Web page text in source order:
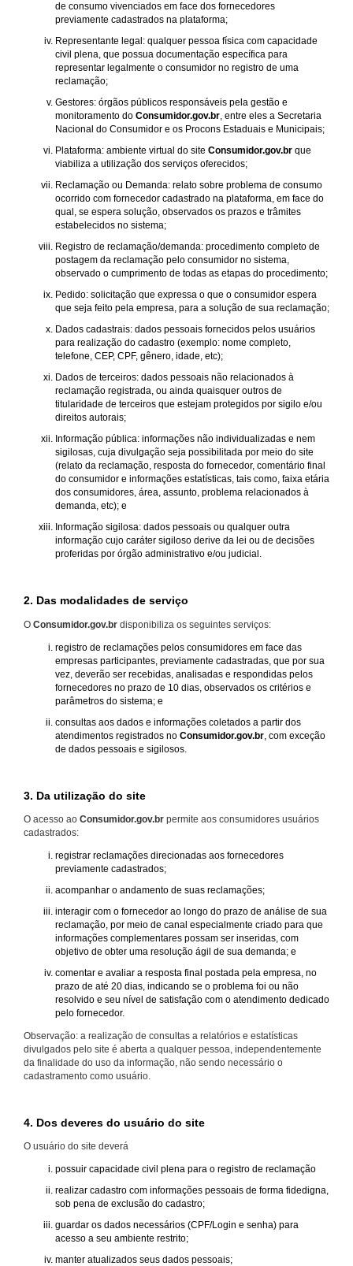
de consumo vivenciados em face dos fornecedores
previamente cadastrados na plataforma;
Representante legal: qualquer pessoa física com capacidade
civil plena, que possua documentação específica para
representar legalmente o consumidor no registro de uma
reclamação;
Gestores: órgãos públicos responsáveis pela gestão e
monitoramento do Consumidor.gov.br, entre eles a Secretaria
Nacional do Consumidor e os Procons Estaduais e Municipais;
Plataforma: ambiente virtual do site Consumidor.gov.br que
viabiliza a utilização dos serviços oferecidos;
Reclamação ou Demanda: relato sobre problema de consumo
ocorrido com fornecedor cadastrado na plataforma, em face do
qual, se espera solução, observados os prazos e trâmites
estabelecidos no sistema;
Registro de reclamação/demanda: procedimento completo de
postagem da reclamação pelo consumidor no sistema,
observado o cumprimento de todas as etapas do procedimento;
Pedido: solicitação que expressa o que o consumidor espera
que seja feito pela empresa, para a solução de sua reclamação;
Dados cadastrais: dados pessoais fornecidos pelos usuários
para realização do cadastro (exemplo: nome completo,
telefone, CEP, CPF, gênero, idade, etc);
Dados de terceiros: dados pessoais não relacionados à
reclamação registrada, ou ainda quaisquer outros de
titularidade de terceiros que estejam protegidos por sigilo e/ou
direitos autorais;
Informação pública: informações não individualizadas e nem
sigilosas, cuja divulgação seja possibilitada por meio do site
(relato da reclamação, resposta do fornecedor, comentário final
do consumidor e informações estatísticas, tais como, faixa etária
dos consumidores, área, assunto, problema relacionados à
demanda, etc); e
Informação sigilosa: dados pessoais ou qualquer outra
informação cujo caráter sigiloso derive da lei ou de decisões
proferidas por órgão administrativo e/ou judicial.
2. Das modalidades de serviço
O Consumidor.gov.br disponibiliza os seguintes serviços:
registro de reclamações pelos consumidores em face das
empresas participantes, previamente cadastradas, que por sua
vez, deverão ser recebidas, analisadas e respondidas pelos
fornecedores no prazo de 10 dias, observados os critérios e
parâmetros do sistema; e
consultas aos dados e informações coletados a partir dos
atendimentos registrados no Consumidor.gov.br , com exceção
de dados pessoais e sigilosos.
3. Da utilização do site
O acesso ao Consumidor.gov.br permite aos consumidores usuários
cadastrados:
registrar reclamações direcionadas aos fornecedores
previamente cadastrados;
acompanhar o andamento de suas reclamações;
interagir com o fornecedor ao longo do prazo de análise de sua
reclamação, por meio de canal especialmente criado para que
informações complementares possam ser inseridas, com
objetivo de obter uma resolução ágil de sua demanda; e
comentar e avaliar a resposta final postada pela empresa, no
prazo de até 20 dias, indicando se o problema foi ou não
resolvido e seu nível de satisfação com o atendimento dedicado
pelo fornecedor.
Observação: a realização de consultas a relatórios e estatísticas
divulgados pelo site é aberta a qualquer pessoa, independentemente
da finalidade do uso da informação, não sendo necessário o
cadastramento como usuário.
4. Dos deveres do usuário do site
O usuário do site deverá
possuir capacidade civil plena para o registro de reclamação
realizar cadastro com informações pessoais de forma fidedigna,
sob pena de exclusão do cadastro;
guardar os dados necessários (CPF/Login e senha) para
acesso a seu ambiente restrito;
manter atualizados seus dados pessoais;